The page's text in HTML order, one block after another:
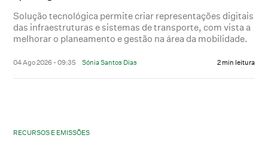
Solução tecnológica permite criar representações digitais
das infraestruturas e sistemas de transporte, com vista a
melhorar o planeamento e gestão na área da mobilidade.
04 Ago 2026 - 09:35 Sónia Santos Dias 2 min leitura
RECURSOS E EMISSÕES